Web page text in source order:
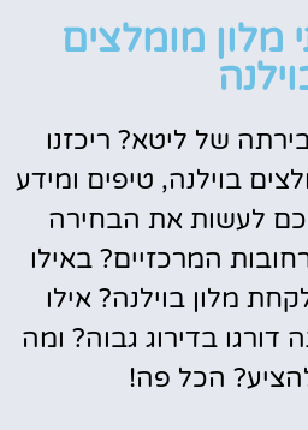
מלון מומלצים
של ליטא? ריכזנו
בוילנה, טיפים ומידע
לעשות את הבחירה
המרכזיים? באילו
מלון בוילנה? אילו
דורגו בדירוג גבוה? ומה
הכל פה!